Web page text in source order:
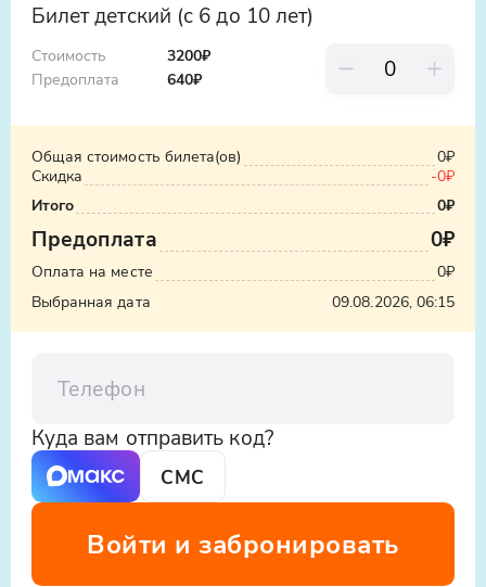
матери как символа заботы и силы.
Выезд в Махачкалу
Вы вернётесь в Махачкалу с яркими
личном путешествии по Кавказу. Вы
увезёте с собой вдохновение от
увиденного и услышанного.
Билет детский (с 6 до 10 лет)
Стоимость
Предоплата
3200₽
640₽
Общая стоимость билета(ов)
0₽
Скидка
-0₽
Итого
0₽
Предоплата 0₽
Оплата на месте
0₽
Выбранная дата
09.08.2026, 06:15
Куда вам отправить код?
СМС
Войти и забронировать